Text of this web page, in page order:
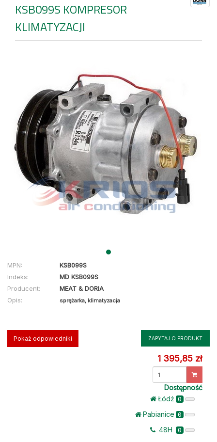
KSB099S KOMPRESOR
KLIMATYZACJI
MPN:
KSB099S
Indeks:
MD KSB099S
Producent:
MEAT & DORIA
Opis:
sprężarka, klimatyzacja
Pokaż odpowiedniki ZAPYTAJ O PRODUKT
1 395,85 zł
Dostępność
Łódż 0
Pabianice 0
48H 0